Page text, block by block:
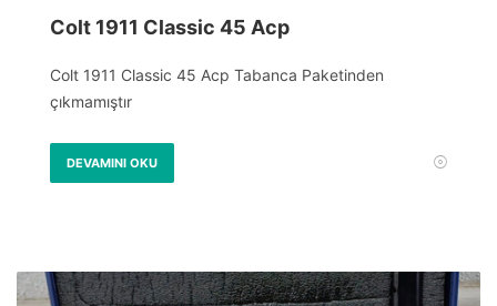
Colt 1911 Classic 45 Acp
Colt 1911 Classic 45 Acp Tabanca Paketinden
çıkmamıştır
DEVAMINI OKU